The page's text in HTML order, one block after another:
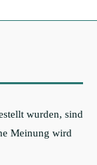
wurden, sind
Meinung wird